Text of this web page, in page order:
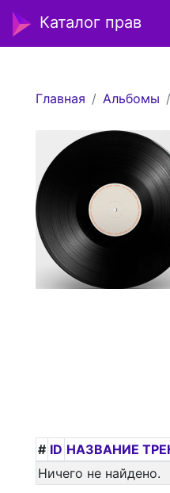
Каталог прав
Главная Альбомы
# ID НАЗВАНИЕ
Ничего не найдено.